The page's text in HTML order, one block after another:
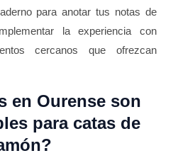
para anotar tus notas de
la experiencia con
cercanos que ofrezcan
en Ourense son
para catas de
?